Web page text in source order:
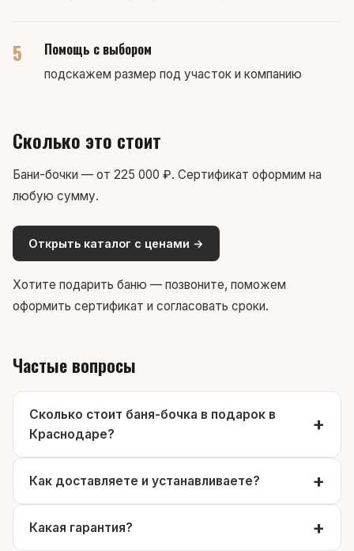
5 Помощь с выбором
подскажем размер под участок и компанию
Сколько это стоит
Бани-бочки — от 225 000 ₽. Сертификат оформим на
любую сумму.
Открыть каталог с ценами →
Хотите подарить баню — позвоните, поможем
оформить сертификат и согласовать сроки.
Частые вопросы
Сколько стоит баня-бочка в подарок в
Краснодаре?
Как доставляете и устанавливаете?
Какая гарантия?